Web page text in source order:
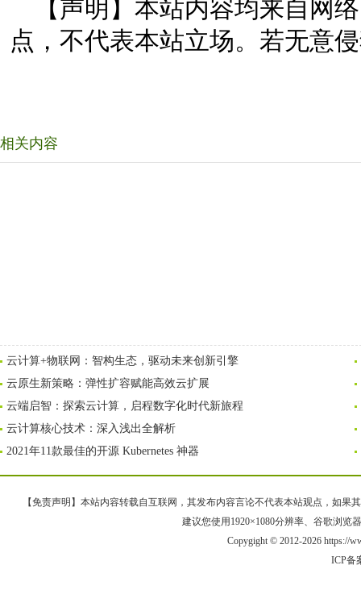
【声明】本站内容均来自网
点，不代表本站立场。若无意
相关内容
云计算+物联网：智构生态，驱动未来创新引擎
云原生新策略：弹性扩容赋能高效云扩展
云端启智：探索云计算，启程数字化时代新旅程
云计算核心技术：深入浅出全解析
2021年11款最佳的开源 Kubernetes 神器
【免责声明】本站内容转载自互联网，其发布内容言论不代表本站观点，如果
建议您使用1920×1080分辨率、谷歌浏览
Copygight © 2012-2026 https://
ICP备